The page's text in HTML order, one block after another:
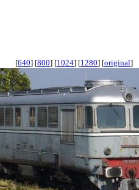
[640] [800] [1024] [1280] [original]